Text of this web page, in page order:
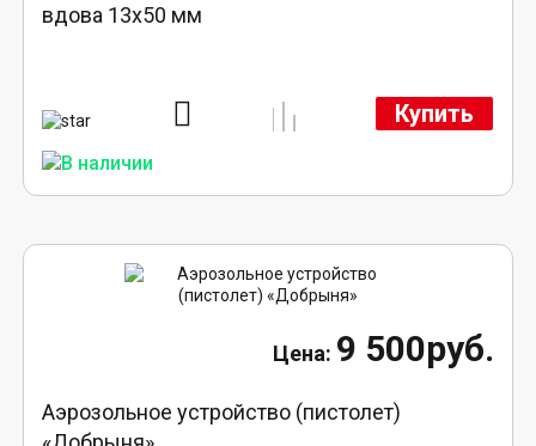
вдова 13х50 мм
Купить
9 500руб.
Аэрозольное устройство (пистолет)